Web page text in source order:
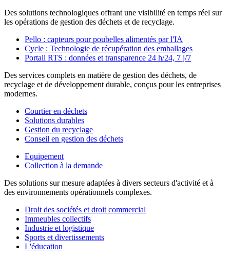
Des solutions technologiques offrant une visibilité en temps réel sur
les opérations de gestion des déchets et de recyclage.
Pello : capteurs pour poubelles alimentés par l'IA
Cycle : Technologie de récupération des emballages
Portail RTS : données et transparence 24 h/24, 7 j/7
Des services complets en matière de gestion des déchets, de
recyclage et de développement durable, conçus pour les entreprises
modernes.
Courtier en déchets
Solutions durables
Gestion du recyclage
Conseil en gestion des déchets
Equipement
Collection à la demande
Des solutions sur mesure adaptées à divers secteurs d'activité et à
des environnements opérationnels complexes.
Droit des sociétés et droit commercial
Immeubles collectifs
Industrie et logistique
Sports et divertissements
L'éducation